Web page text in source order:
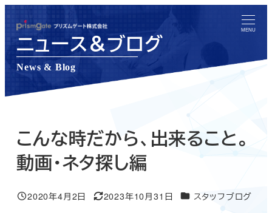
ン
コ
テ
MENU
ニュース＆ブログ
News & Blog
こんな時だから、出来ること。
動画・ネタ探し編
投稿日
2020年4月2日
更新日
2023年10月31日 ニュース＆ブログカテ
スタッフブログ